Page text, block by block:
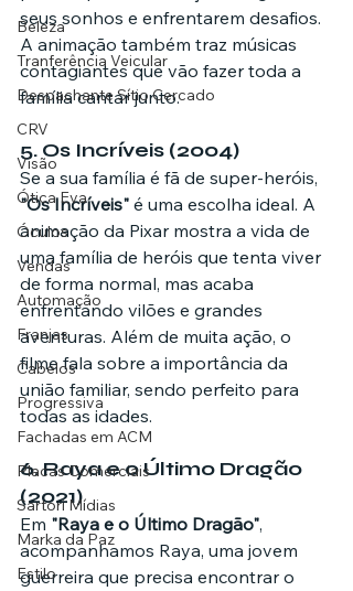
Beleza
Tranferência Veicular
Despachante Sítio Cercado
CRV
Visão
Ótica Eva
Óculos
Vendas
Automação
Franjas
Cabelos
Progressiva
Fachadas em ACM
Placas Comerciais
Sartori Mídias
Marka da Paz
Estilo
seus sonhos e enfrentarem desafios.
A animação também traz músicas
contagiantes que vão fazer toda a
família cantar junto.
5. Os Incríveis (2004)
Se a sua família é fã de super-heróis,
"Os Incríveis" é uma escolha ideal. A
animação da Pixar mostra a vida de
uma família de heróis que tenta viver
de forma normal, mas acaba
enfrentando vilões e grandes
aventuras. Além de muita ação, o
filme fala sobre a importância da
união familiar, sendo perfeito para
todas as idades.
6. Raya e o Último Dragão
(2021)
Em "Raya e o Último Dragão",
acompanhamos Raya, uma jovem
guerreira que precisa encontrar o